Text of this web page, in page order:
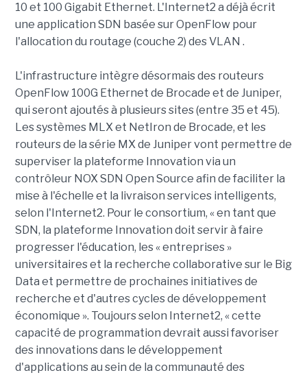
10 et 100 Gigabit Ethernet. L'Internet2 a déjà écrit
une application SDN basée sur OpenFlow pour
l'allocation du routage (couche 2) des VLAN .
L'infrastructure intègre désormais des routeurs
OpenFlow 100G Ethernet de Brocade et de Juniper,
qui seront ajoutés à plusieurs sites (entre 35 et 45).
Les systèmes MLX et NetIron de Brocade, et les
routeurs de la série MX de Juniper vont permettre de
superviser la plateforme Innovation via un
contrôleur NOX SDN Open Source afin de faciliter la
mise à l'échelle et la livraison services intelligents,
selon l'Internet2. Pour le consortium, « en tant que
SDN, la plateforme Innovation doit servir à faire
progresser l'éducation, les « entreprises »
universitaires et la recherche collaborative sur le Big
Data et permettre de prochaines initiatives de
recherche et d'autres cycles de développement
économique ». Toujours selon Internet2, « cette
capacité de programmation devrait aussi favoriser
des innovations dans le développement
d'applications au sein de la communauté des